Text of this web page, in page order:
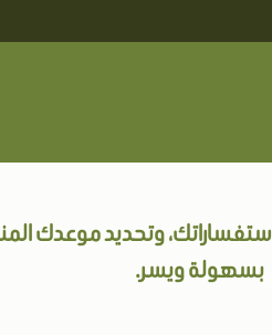
وتحديد موعدك
بسهولة ويسر.